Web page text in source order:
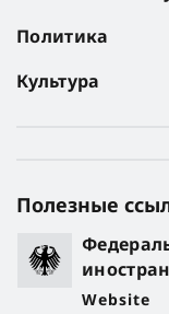
Политика
Культура
Полезные
Website